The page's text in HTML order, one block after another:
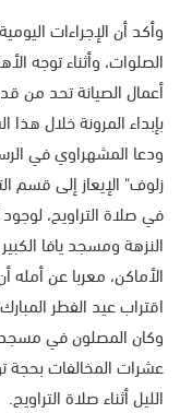
وأكد أن الإجراءات
الصلوات، وأثناء توجه
أعمال الصيانة تحد من
بإبداء المرونة خلال هذا
ودعا المشهراوي في
زلوف" الإيعاز إلى قسم
في صلاة التراويح،
النزهة ومسجد يافا
الأماكن، معربا عن
اقتراب عيد الفطر
وكان المصلون في مسجدي
عشرات المخالفات
الليل أثناء صلاة التراويح.